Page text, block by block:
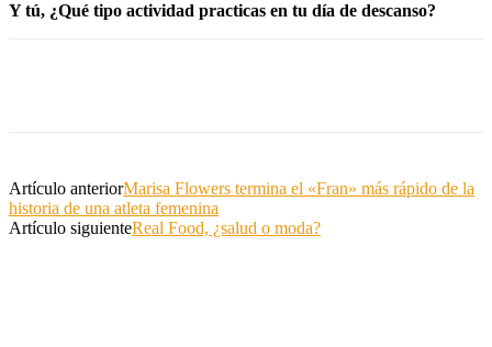
Y tú, ¿Qué tipo actividad practicas en tu día de descanso?
Artículo anteriorMarisa Flowers termina el «Fran» más rápido de la
historia de una atleta femenina
Artículo siguienteReal Food, ¿salud o moda?